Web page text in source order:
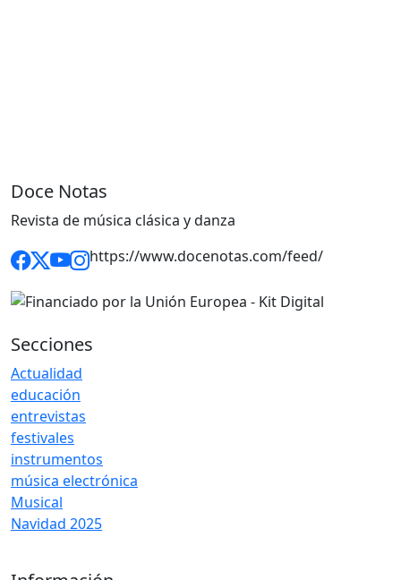
Doce Notas
Revista de música clásica y danza
https://www.docenotas.com/feed/
Secciones
Actualidad
educación
entrevistas
festivales
instrumentos
música electrónica
Musical
Navidad 2025